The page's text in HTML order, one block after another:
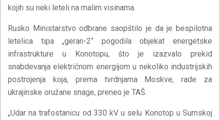
kojih su neki leteli na malim visinama.
Rusko Ministarstvo odbrane saopštilo je da je bespilotna
letelica tipa „geran-2“ pogodila objekat energetske
infrastrukture u Konotopu, što je izazvalo prekid
snabdevanja električnom energijom u nekoliko industrijskih
postrojenja koja, prema tvrdnjama Moskve, rade za
ukrajinske oružane snage, preneo je TAŠ.
„Udar na trafostanicu od 330 kV u selu Konotop u Sumskoj